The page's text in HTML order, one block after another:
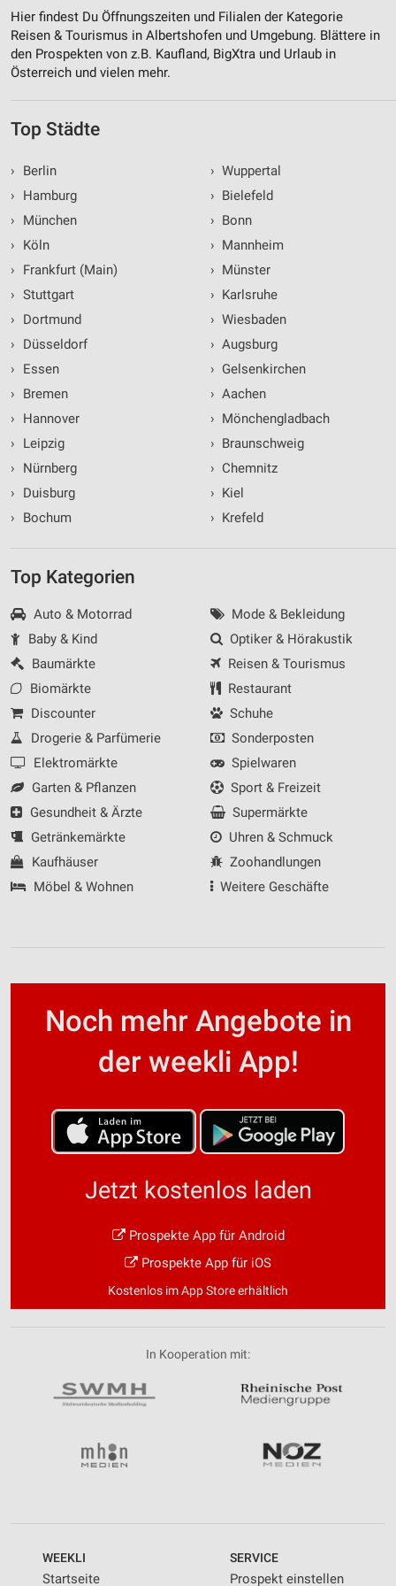
Hier findest Du Öffnungszeiten und Filialen der Kategorie
Reisen & Tourismus in Albertshofen und Umgebung. Blättere in
den Prospekten von z.B. Kaufland, BigXtra und Urlaub in
Österreich und vielen mehr.
Top Städte
›
Berlin
›
Hamburg
›
München
›
Köln
›
Frankfurt (Main)
› Stuttgart
›
Dortmund
›
Düsseldorf
›
Essen
›
Bremen
›
Hannover
›
Leipzig
›
Nürnberg
›
Duisburg
›
Bochum
› Wuppertal
› Bielefeld
› Bonn
› Mannheim
› Münster
› Karlsruhe
› Wiesbaden
› Augsburg
› Gelsenkirchen
› Aachen
› Mönchengladbach
› Braunschweig
› Chemnitz
› Kiel
› Krefeld
Top Kategorien
Auto & Motorrad
Baby & Kind
Baumärkte
Biomärkte
Discounter
Drogerie & Parfümerie
Elektromärkte
Garten & Pflanzen
Gesundheit & Ärzte
Getränkemärkte
Kaufhäuser
Möbel & Wohnen
Mode & Bekleidung
Optiker & Hörakustik
Reisen & Tourismus
Restaurant
Schuhe
Sonderposten
Spielwaren
Sport & Freizeit
Supermärkte
Uhren & Schmuck
Zoohandlungen
Weitere Geschäfte
Noch mehr Angebote in
der weekli App!
Jetzt kostenlos laden
Prospekte App für Android
Prospekte App für iOS
Kostenlos im App Store erhältlich
In Kooperation mit:
WEEKLI
Startseite
SERVICE
Prospekt einstellen
Entwicklung und Verbesserung der Angebote
Verwendung reduzierter Daten zur Auswahl von
Inhalten
Verwendung genauer Standortdaten
Geräte anhand von aktiv angeforderten
Informationen identifizieren
Nicht-IAB-Verarbeitungszwecke:
Performance
Funktional
Werbung